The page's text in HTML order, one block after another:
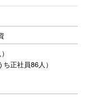
正社員86人）